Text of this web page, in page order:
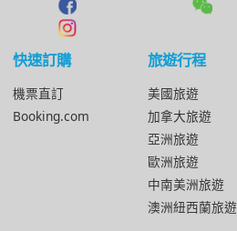
快速訂購
機票直訂
Booking.com
旅遊行程
美國旅遊
加拿大旅遊
亞洲旅遊
歐洲旅遊
中南美洲旅遊
澳洲紐西蘭旅遊